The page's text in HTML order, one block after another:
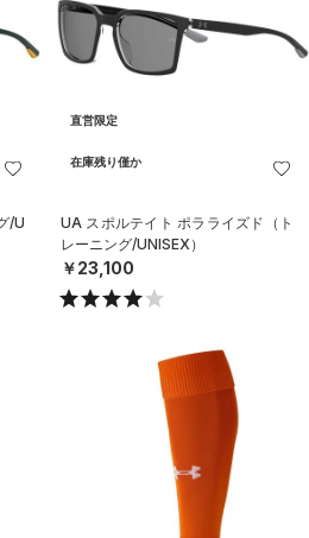
/U
直営限定
在庫残り僅か
UA スポルテイト ポラライズド（ト
レーニング/UNISEX）
￥23,100